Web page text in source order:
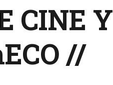
CINE Y
//